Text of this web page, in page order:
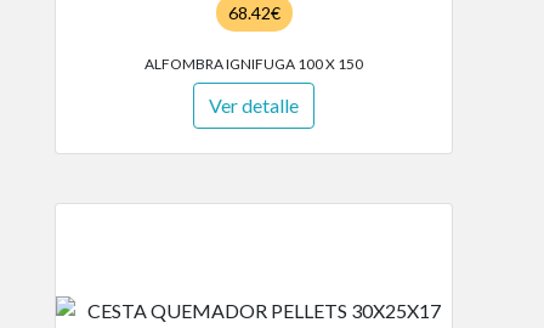
68.42€
ALFOMBRA IGNIFUGA 100 X 150
Ver detalle